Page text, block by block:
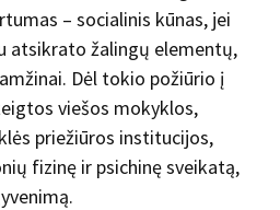
– socialinis kūnas, jei
atsikrato žalingų elementų,
Dėl tokio požiūrio į
viešos mokyklos,
priežiūros institucijos,
fizinę ir psichinę sveikatą,